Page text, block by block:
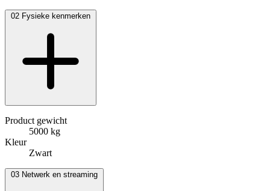
02 Fysieke kenmerken
Product gewicht
5000 kg
Kleur
Zwart
03 Netwerk en streaming